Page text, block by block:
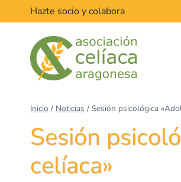
Hazte socio y colabora
Inicio / Noticias / Sesión psicológica
Sesión
celíaca»